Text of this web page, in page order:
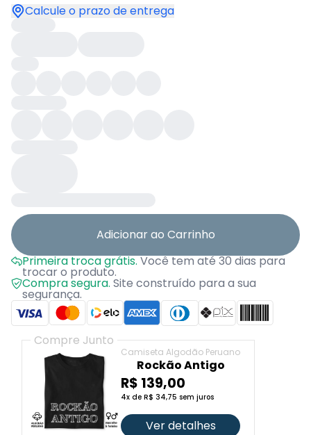
Calcule o prazo de entrega
Adicionar ao Carrinho
Primeira troca grátis.Você tem até 30 dias para
trocar o produto.
Compra segura. Site construído para a sua
segurança.
Compre Junto
Camiseta Algodão Peruano
Rockão Antigo
R$ 139,00
4x de R$ 34,75 sem juros
Ver detalhes